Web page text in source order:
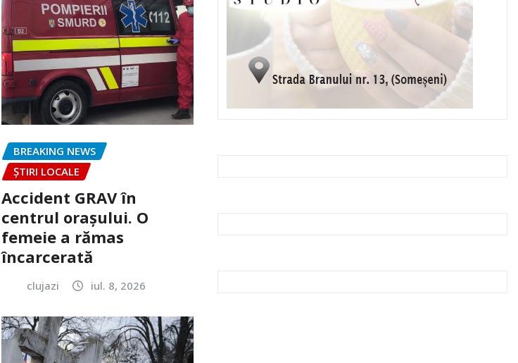
BREAKING NEWS
ȘTIRI LOCALE
Accident GRAV în
centrul orașului. O
femeie a rămas
încarcerată
clujazi iul. 8, 2026